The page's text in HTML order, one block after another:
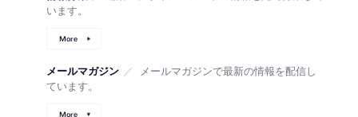
います。
More
メールマガジン ／
メールマガジンで最新の情報を配信し
ています。
More